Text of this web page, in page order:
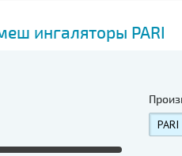
ингаляторы PARI